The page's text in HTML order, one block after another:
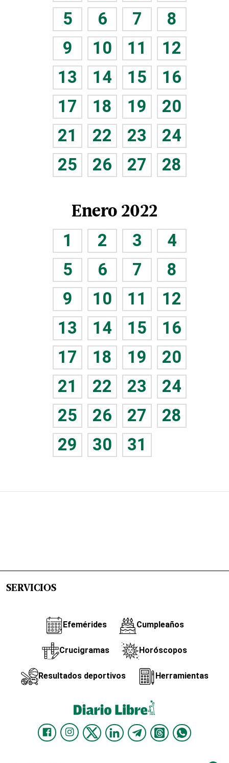
5
6 7
8
9
10 11
12
13
14 15
16
17
18 19
20
21
22 23
24
25
26 27 28
Enero 2022
1 2 3
4
5
6 7
8
9
10 11
12
13
14 15
16
17
18 19
20
21
22 23
24
25
26 27
28
29
30 31
SERVICIOS
Efemérides Cumpleaños
Crucigramas Horóscopos
Resultados deportivos Herramientas